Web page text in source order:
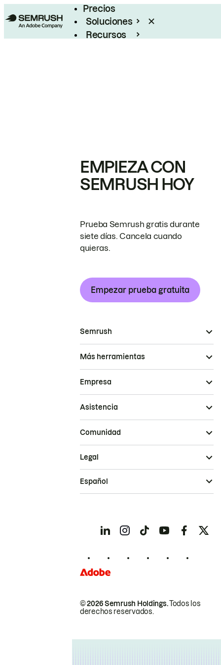
Precios
Soluciones
Recursos
EMPIEZA CON
SEMRUSH HOY
Prueba Semrush gratis durante
siete días. Cancela cuando
quieras.
Empezar prueba gratuita
Semrush
Más herramientas
Empresa
Asistencia
Comunidad
© 2026 Semrush Holdings.Todos los
derechos reservados.
Legal
Español